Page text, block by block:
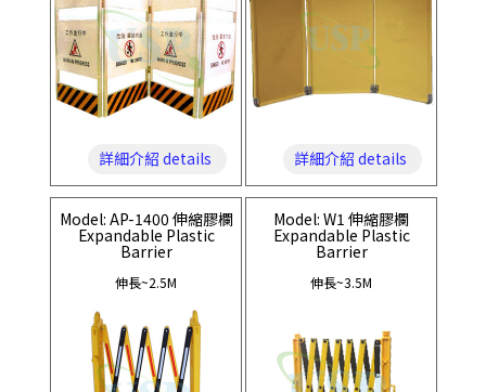
詳細介紹 details 詳細介紹 details
Model: AP-1400 伸縮膠欄
Expandable Plastic
Barrier
伸長~2.5M
Model: W1 伸縮膠欄
Expandable Plastic
Barrier
伸長~3.5M